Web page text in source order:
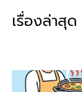
เรื่องล่าสุด